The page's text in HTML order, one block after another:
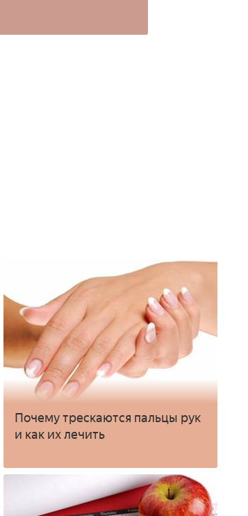
Почему трескаются пальцы рук
и как их лечить